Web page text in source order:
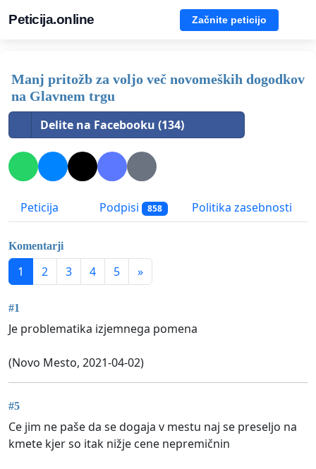
Peticija.online Začnite peticijo
Manj pritožb za voljo več novomeških dogodkov
na Glavnem trgu
Delite na Facebooku (134)
Peticija Podpisi 858 Politika zasebnosti
Komentarji
1 2 3 4 5 »
#1
Je problematika izjemnega pomena
(Novo Mesto, 2021-04-02)
#5
Ce jim ne paše da se dogaja v mestu naj se preseljo na
kmete kjer so itak nižje cene nepremičnin